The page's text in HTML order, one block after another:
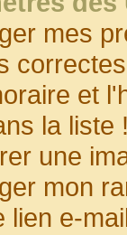
mes
et
la liste
une
mon
lien e-